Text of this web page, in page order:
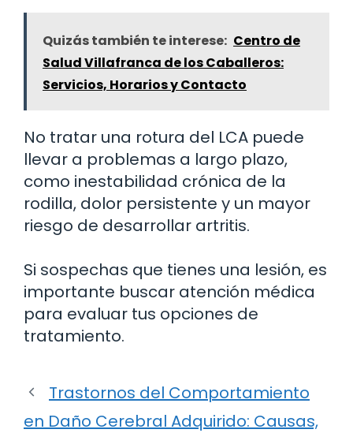
Quizás también te interese: Centro de
Salud Villafranca de los Caballeros:
Servicios, Horarios y Contacto
No tratar una rotura del LCA puede
llevar a problemas a largo plazo,
como inestabilidad crónica de la
rodilla, dolor persistente y un mayor
riesgo de desarrollar artritis.
Si sospechas que tienes una lesión, es
importante buscar atención médica
para evaluar tus opciones de
tratamiento.
Trastornos del Comportamiento
en Daño Cerebral Adquirido: Causas,